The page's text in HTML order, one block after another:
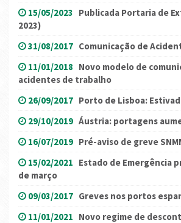
15/05/2023 Publicada Portaria de
2023)
31/08/2017 Comunicação de
11/01/2018 Novo modelo de
acidentes de trabalho
26/09/2017 Porto de Lisboa:
29/10/2019 Áustria: portagens
16/07/2019 Pré-aviso de greve
15/02/2021 Estado de Emergência
de março
09/03/2017 Greves nos portos
11/01/2021 Novo regime de